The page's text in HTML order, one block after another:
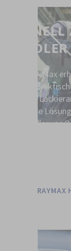
HÄNDLER
Mit SprayMax
in einer
größere
passende
Ihr Händler vor